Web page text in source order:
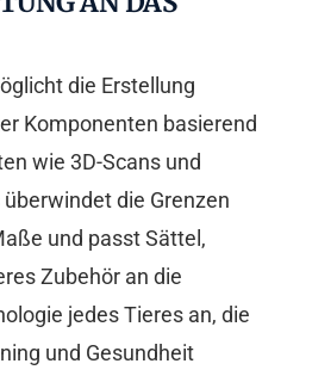
die Erstellung
Komponenten basierend
wie 3D-Scans und
die Grenzen
und passt Sättel,
Zubehör an die
jedes Tieres an, die
und Gesundheit